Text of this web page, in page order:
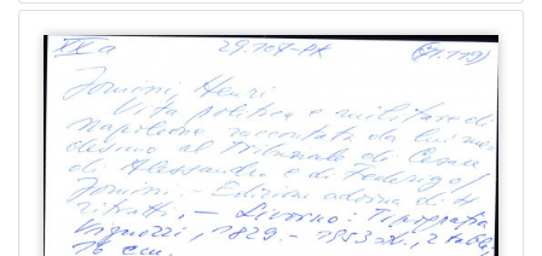
Il tascapane in Dalmazia
113
Dubrovnik (1922-23)
Dubrovačka tribuna
Dubrava
Narod (1919-1922)
Dalmatien
Slovinac 1882